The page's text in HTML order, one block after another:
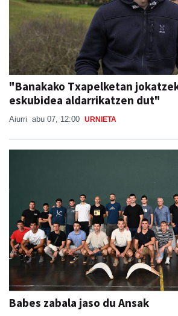
"Banakako Txapelketan
eskubidea aldarrikatzen dut"
Aiurri abu 07, 12:00 URNIETA
Babes zabala jaso du Ansak